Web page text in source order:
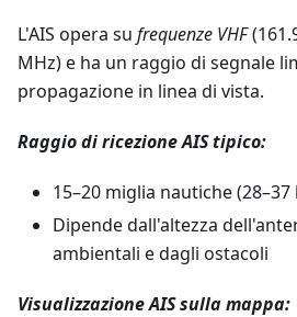
L'AIS opera su frequenze VHF
MHz) e ha un raggio di segnale
propagazione in linea di vista.
Raggio di ricezione AIS tipico:
15–20 miglia nautiche (28–37
Dipende dall'altezza
ambientali e dagli ostacoli
Visualizzazione AIS sulla mappa: